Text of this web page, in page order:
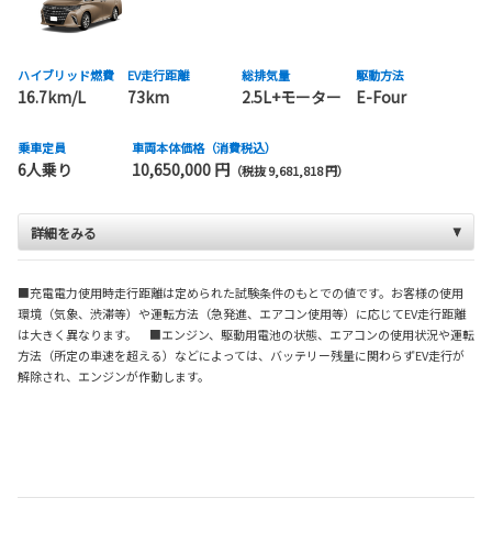
ハイブリッド燃費
16.7km/L
EV走行距離
73km
総排気量
2.5L+モーター
駆動方法
E-Four
乗車定員
6人乗り
車両本体価格（消費税込）
10,650,000 円 （税抜 9,681,818 円）
詳細をみる
■充電電力使用時走行距離は定められた試験条件のもとでの値です。お客様の使用
環境（気象、渋滞等）や運転方法（急発進、エアコン使用等）に応じてEV走行距離
は大きく異なります。 ■エンジン、駆動用電池の状態、エアコンの使用状況や運転
方法（所定の車速を超える）などによっては、バッテリー残量に関わらずEV走行が
解除され、エンジンが作動します。